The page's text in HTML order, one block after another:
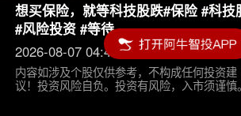
想买保险，就等科技股跌#保险 #科技
#风险投资 #等待
2026-08-07 04:45
内容如涉及个股仅供参考，不构成任何投资建
议！投资风险自负。投资有风险，入市须谨慎。